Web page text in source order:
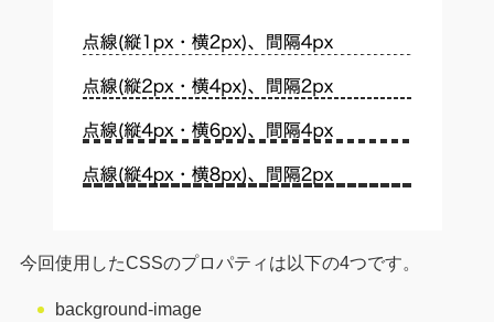
今回使用したCSSのプロパティは以下の4つです。
background-image